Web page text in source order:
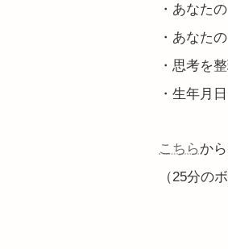
・あなた
・あなた
・思考を
・生年月
こちらか
（25分の